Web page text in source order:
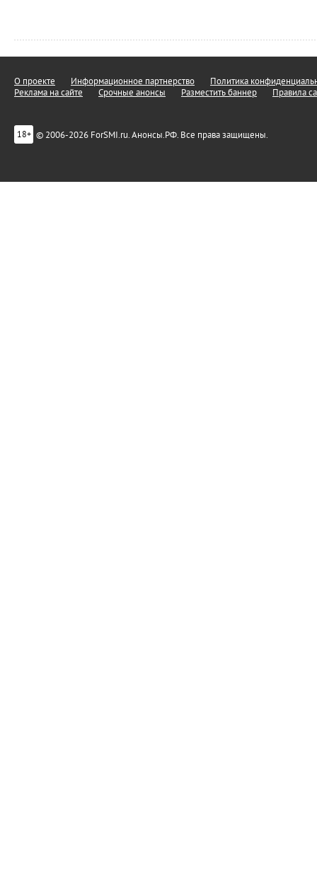
О проекте Информационное партнерство
Политика
Реклама на сайте
Срочные анонсы Разместить баннер Правила
18+ © 2006-2026 ForSMI.ru. Анонсы.РФ. Все права защищены.